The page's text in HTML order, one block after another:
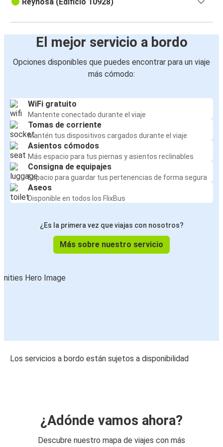
El mejor servicio a bordo
Opciones disponibles que puedes encontrar para un viaje
más cómodo:
WiFi gratuito
Mantente conectado durante el viaje
Tomas de corriente
Mantén tus dispositivos cargados durante el viaje
Asientos cómodos
Más espacio para tus piernas y asientos reclinables
Consigna de equipajes
Espacio para guardar tus pertenencias de forma segura
Aseos
Disponible en todos los FlixBus
¿Es la primera vez que viajas con nosotros?
Más sobre nuestro servicio
Los servicios a bordo están sujetos a disponibilidad
¿Adónde vamos ahora?
Descubre nuestro mapa de viajes con más